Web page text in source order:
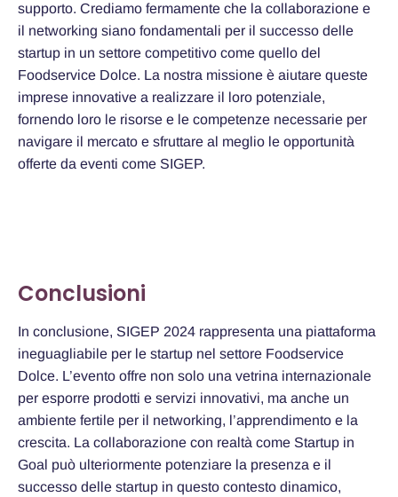
supporto. Crediamo fermamente che la collaborazione e
il networking siano fondamentali per il successo delle
startup in un settore competitivo come quello del
Foodservice Dolce. La nostra missione è aiutare queste
imprese innovative a realizzare il loro potenziale,
fornendo loro le risorse e le competenze necessarie per
navigare il mercato e sfruttare al meglio le opportunità
offerte da eventi come SIGEP.
Conclusioni
In conclusione, SIGEP 2024 rappresenta una piattaforma
ineguagliabile per le startup nel settore Foodservice
Dolce. L’evento offre non solo una vetrina internazionale
per esporre prodotti e servizi innovativi, ma anche un
ambiente fertile per il networking, l’apprendimento e la
crescita. La collaborazione con realtà come Startup in
Goal può ulteriormente potenziare la presenza e il
successo delle startup in questo contesto dinamico,